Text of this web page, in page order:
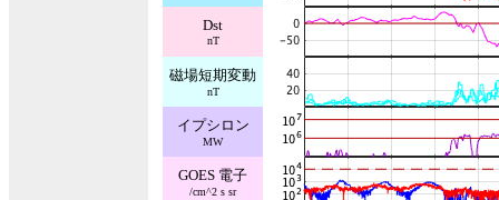
Dst
nT
磁場短期変動
nT
イプシロン
MW
GOES 電子
/cm^2 s sr